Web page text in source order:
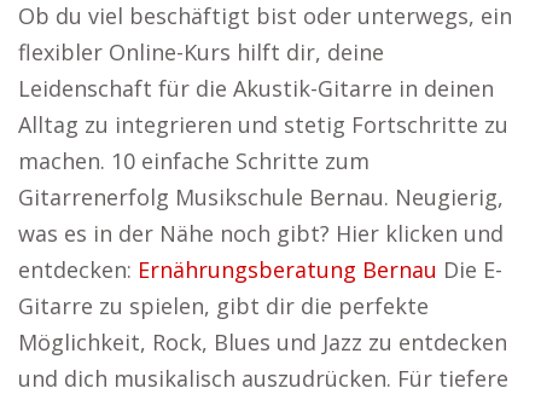
Ob du viel beschäftigt bist oder unterwegs, ein
flexibler Online-Kurs hilft dir, deine
Leidenschaft für die Akustik-Gitarre in deinen
Alltag zu integrieren und stetig Fortschritte zu
machen. 10 einfache Schritte zum
Gitarrenerfolg Musikschule Bernau. Neugierig,
was es in der Nähe noch gibt? Hier klicken und
entdecken: Ernährungsberatung Bernau Die E-
Gitarre zu spielen, gibt dir die perfekte
Möglichkeit, Rock, Blues und Jazz zu entdecken
und dich musikalisch auszudrücken. Für tiefere